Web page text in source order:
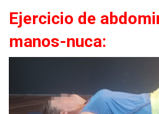
Ejercicio de
manos-nuca: